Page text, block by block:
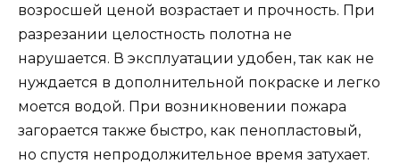
возросшей ценой возрастает и прочность. При
разрезании целостность полотна не
нарушается. В эксплуатации удобен, так как не
нуждается в дополнительной покраске и легко
моется водой. При возникновении пожара
загорается также быстро, как пенопластовый,
но спустя непродолжительное время затухает.